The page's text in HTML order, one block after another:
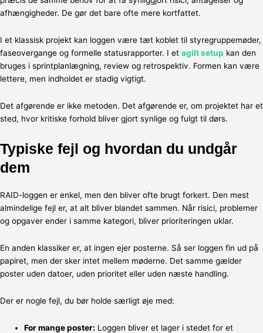
afhængigheder. De gør det bare ofte mere kortfattet.
I et klassisk projekt kan loggen være tæt koblet til styregruppemøder,
faseovergange og formelle statusrapporter. I et agilt setup kan den
bruges i sprintplanlægning, review og retrospektiv. Formen kan være
lettere, men indholdet er stadig vigtigt.
Det afgørende er ikke metoden. Det afgørende er, om projektet har et
sted, hvor kritiske forhold bliver gjort synlige og fulgt til dørs.
Typiske fejl og hvordan du undgår
dem
RAID-loggen er enkel, men den bliver ofte brugt forkert. Den mest
almindelige fejl er, at alt bliver blandet sammen. Når risici, problemer
og opgaver ender i samme kategori, bliver prioriteringen uklar.
En anden klassiker er, at ingen ejer posterne. Så ser loggen fin ud på
papiret, men der sker intet mellem møderne. Det samme gælder
poster uden datoer, uden prioritet eller uden næste handling.
Der er nogle fejl, du bør holde særligt øje med:
For mange poster: Loggen bliver et lager i stedet for et